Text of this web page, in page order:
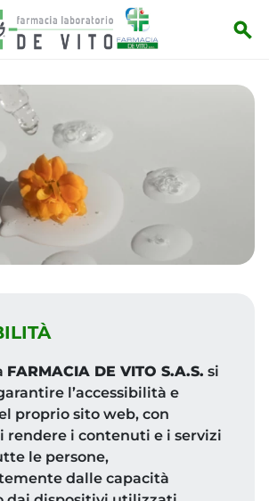
FARMACIA DE VITO S.A.S. si
l’accessibilità e
proprio sito web, con
rendere i contenuti e i servizi
le persone,
dalle capacità